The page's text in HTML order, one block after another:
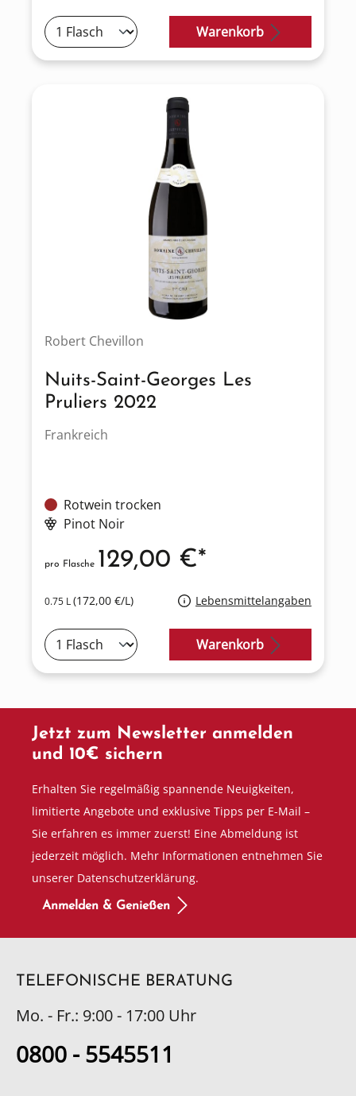
Warenkorb
Robert Chevillon
Nuits-Saint-Georges Les
Pruliers 2022
Frankreich
Rotwein trocken
Pinot Noir
0.75 L(172,00 €/L) Lebensmittelangaben
pro Flasche 129,00 €*
Warenkorb
Jetzt zum Newsletter anmelden
und 10€ sichern
Erhalten Sie regelmäßig spannende Neuigkeiten,
limitierte Angebote und exklusive Tipps per E-Mail –
Sie erfahren es immer zuerst! Eine Abmeldung ist
jederzeit möglich. Mehr Informationen entnehmen Sie
unserer Datenschutzerklärung.
Anmelden & Genießen
TELEFONISCHE BERATUNG
Mo. - Fr.: 9:00 - 17:00 Uhr
0800 - 5545511